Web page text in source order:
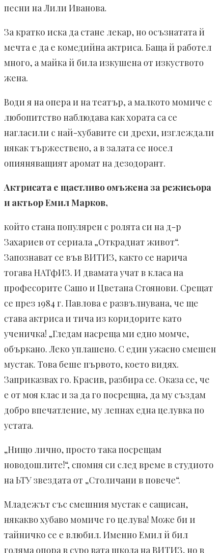
песни на Лили Иванова.
За кратко иска да стане лекар, но осъзнатата й
мечта е да е комедийна актриса. Баща й работел
много, а майка й била изкушена от изкуството
жена.
Води я на опера и на театър, а малкото момиче с
любопитство наблюдава как хората са се
нагласили с най-хубавите си дрехи, изглеждали
някак тържествено, а в залата се носел
опияняващият аромат на дезодорант.
Актрисата е щастливо омъжена за режисьора
и актьор Емил Марков,
който стана популярен с ролята си на д-р
Захариев от сериала „Откраднат живот“.
Запознават се във ВИТИЗ, както се нарича
тогава НАТфИЗ. И двамата учат в класа на
професорите Сашо и Цветана Стоянови. Срещат
се през 1984 г. Павлова е развълнувана, че ще
става актриса и тича из коридорите като
ученичка! „Гледам насреща ми едно момче,
объркано. Леко уплашено. С един ужасно смешен
мустак. Това беше първото, което видях.
Заприказвах го. Красив, разбира се. Оказа се, че
е от моя клас и за да го посрещна, да му създам
добро впечатление, му лепнах една целувка по
устата.
„Нищо лично, просто така посрещам
новодошлите!“, спомня си след време в студиото
на ЬТУ звездата от „Столичани в повече“.
Младежът със смешния мустак е сащисан,
някакво хубаво момиче го целува! Може би и
тайничко се е влюбил. Именно Емил й бил
голяма опора в суро вата школа на ВИТИЗ, но в